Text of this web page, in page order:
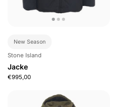
New Season
Stone Island
Jacke
€995,00